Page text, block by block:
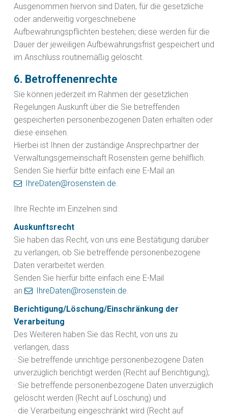
Ausgenommen hiervon sind Daten, für die gesetzliche
oder anderweitig vorgeschriebene
Aufbewahrungspflichten bestehen; diese werden für die
Dauer der jeweiligen Aufbewahrungsfrist gespeichert und
im Anschluss routinemäßig gelöscht.
6. Betroffenenrechte
Sie können jederzeit im Rahmen der gesetzlichen
Regelungen Auskunft über die Sie betreffenden
gespeicherten personenbezogenen Daten erhalten oder
diese einsehen.
Hierbei ist Ihnen der zuständige Ansprechpartner der
Verwaltungsgemeinschaft Rosenstein gerne behilflich.
Senden Sie hierfür bitte einfach eine E-Mail an
IhreDaten@rosenstein.de.
Ihre Rechte im Einzelnen sind:
Auskunftsrecht
Sie haben das Recht, von uns eine Bestätigung darüber
zu verlangen, ob Sie betreffende personenbezogene
Daten verarbeitet werden.
Senden Sie hierfür bitte einfach eine E-Mail
an
IhreDaten@rosenstein.de.
Berichtigung/Löschung/Einschränkung der
Verarbeitung
Des Weiteren haben Sie das Recht, von uns zu
verlangen, dass
· Sie betreffende unrichtige personenbezogene Daten
unverzüglich berichtigt werden (Recht auf Berichtigung);
· Sie betreffende personenbezogene Daten unverzüglich
gelöscht werden (Recht auf Löschung) und
· die Verarbeitung eingeschränkt wird (Recht auf